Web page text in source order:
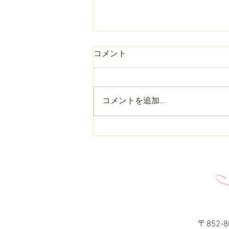
3rd 孫ちゃん👶思い出の患者
コメント
コメントを追加…
〒852-